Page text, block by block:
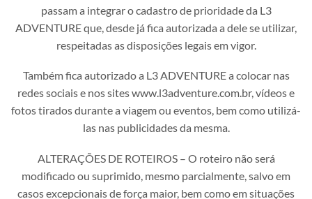
passam a integrar o cadastro de prioridade da L3
ADVENTURE que, desde já fica autorizada a dele se utilizar,
respeitadas as disposições legais em vigor.
Também fica autorizado a L3 ADVENTURE a colocar nas
redes sociais e nos sites www.l3adventure.com.br, vídeos e
fotos tirados durante a viagem ou eventos, bem como utilizá-
las nas publicidades da mesma.
ALTERAÇÕES DE ROTEIROS – O roteiro não será
modificado ou suprimido, mesmo parcialmente, salvo em
casos excepcionais de força maior, bem como em situações